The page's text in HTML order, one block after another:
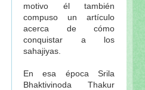
motivo él también
compuso un artículo
acerca de cómo
conquistar a los
sahajiyas.
En esa época Srila
Bhaktivinoda Thakur